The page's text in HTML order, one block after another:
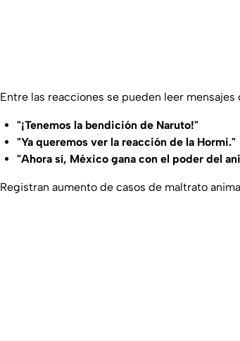
Entre las reacciones se pueden leer mensajes
"¡Tenemos la bendición de Naruto!"
"Ya queremos ver la reacción de la Hormi."
"Ahora sí, México gana con el poder del
Registran aumento de casos de maltrato